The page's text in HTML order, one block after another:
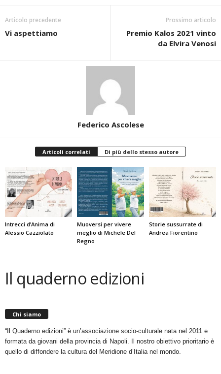
Articolo precedente
Vi aspettiamo
Prossimo articolo
Premio Kalos 2021 vinto
da Elvira Venosi
Federico Ascolese
Articoli correlati Di più dello stesso autore
Intrecci d’Anima di
Alessio Cazziolato
Muoversi per vivere
meglio di Michele Del
Regno
Storie sussurrate di
Andrea Fiorentino
Il quaderno edizioni
Chi siamo
“Il Quaderno edizioni” è un’associazione socio-culturale nata nel 2011 e
formata da giovani della provincia di Napoli. Il nostro obiettivo prioritario è
quello di diffondere la cultura del Meridione d’Italia nel mondo.